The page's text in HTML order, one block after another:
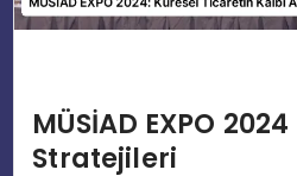
MÜSİAD EXPO
Stratejileri